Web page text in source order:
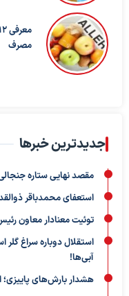
مصرف
جدیدترین خبرها
مقصد نهایی ستاره
استعفای محمدباقر
توئیت معنادار معاون
استقلال دوباره سراغ گلر
آبی‌ها!
هشدار بارش‌های پاییزی؛